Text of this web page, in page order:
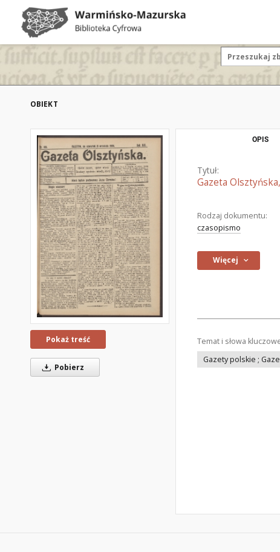
OBIEKT
Pokaż treść
Pobierz
OPIS
Tytuł:
Gazeta
Rodzaj dokumentu:
czasopismo
Więcej
Temat i słowa
Gazety polskie ;